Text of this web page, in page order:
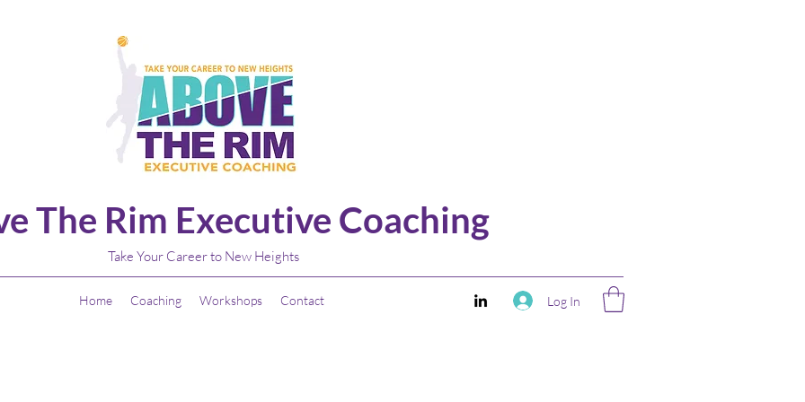
The Rim Executive Coaching
Take Your Career to New Heights
Home Coaching Workshops Contact Log In